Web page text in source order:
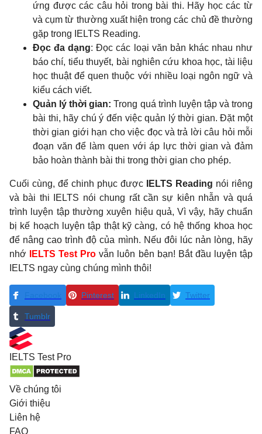
ứng được các câu hỏi trong bài thi. Hãy học các từ
và cụm từ thường xuất hiện trong các chủ đề thường
gặp trong IELTS Reading.
Đọc đa dạng: Đọc các loại văn bản khác nhau như
báo chí, tiểu thuyết, bài nghiên cứu khoa học, tài liệu
học thuật để quen thuộc với nhiều loại ngôn ngữ và
kiểu cách viết.
Quản lý thời gian:Trong quá trình luyện tập và trong
bài thi, hãy chú ý đến việc quản lý thời gian. Đặt một
thời gian giới hạn cho việc đọc và trả lời câu hỏi mỗi
đoạn văn để làm quen với áp lực thời gian và đảm
bảo hoàn thành bài thi trong thời gian cho phép.
Cuối cùng, để chinh phục được IELTS Reading nói riêng
và bài thi IELTS nói chung rất cần sự kiên nhẫn và quá
trình luyện tập thường xuyên hiệu quả, Vì vậy, hãy chuẩn
bị kế hoạch luyện tập thật kỹ càng, có hệ thống khoa học
để nâng cao trình độ của mình. Nếu đôi lúc nản lòng, hãy
nhớ
IELTS Test Pro vẫn luôn bên bạn! Bắt đầu luyện tập
IELTS ngay cùng chúng mình thôi!
Pinterest LinkedIn Twitter
Tumblr
IELTS Test Pro
Về chúng tôi
Giới thiệu
Liên hệ
FAQ